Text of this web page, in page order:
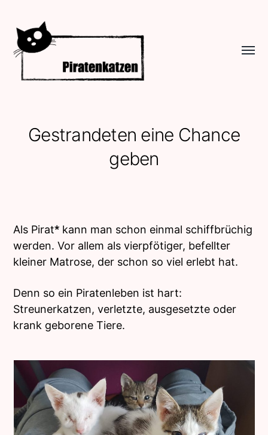
Menü
Gestrandeten eine Chance
geben
Als Pirat* kann man schon einmal schiffbrüchig
werden. Vor allem als vierpfötiger, befellter
kleiner Matrose, der schon so viel erlebt hat.
Denn so ein Piratenleben ist hart:
Streunerkatzen, verletzte, ausgesetzte oder
krank geborene Tiere.